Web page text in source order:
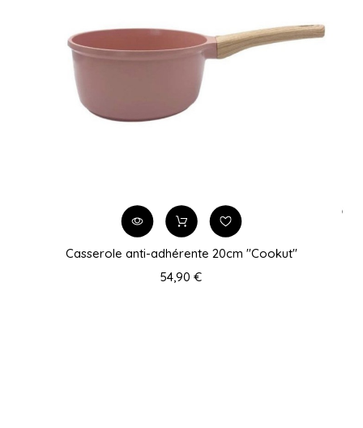
Casserole anti-adhérente 20cm "Cookut"
54,90 €